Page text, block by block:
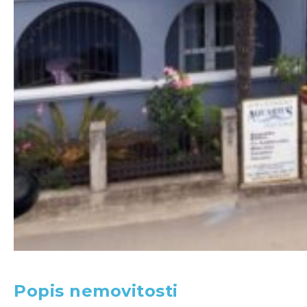
Popis nemovitosti